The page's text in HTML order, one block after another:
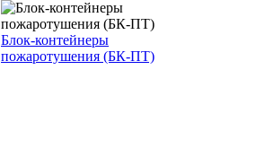
Блок-контейнеры
пожаротушения (БК-ПТ)